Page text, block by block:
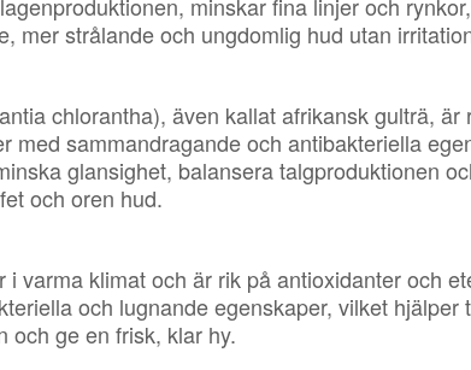
mer strålande och ungdomlig hud utan
chlorantha), även kallat afrikansk gulträ, är
med sammandragande och antibakteriella
glansighet, balansera talgproduktionen
och oren hud.
i varma klimat och är rik på antioxidanter och
och lugnande egenskaper, vilket hjälper
och ge en frisk, klar hy.